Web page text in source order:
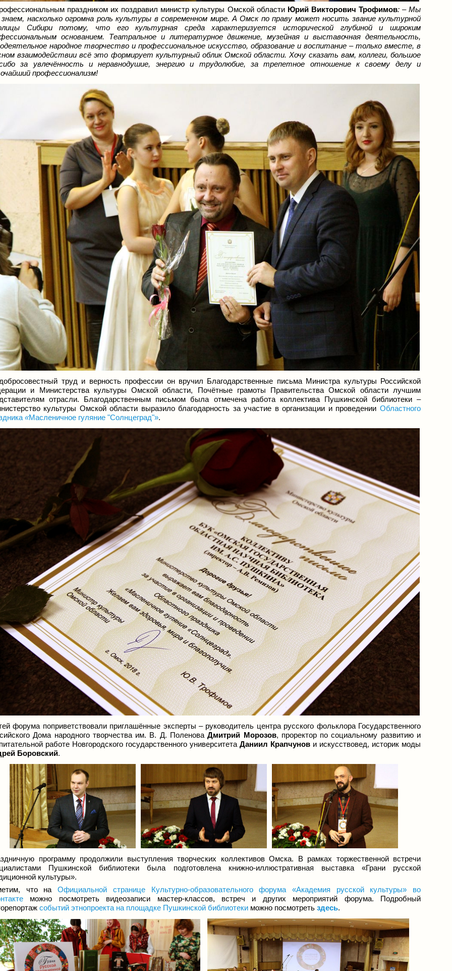
праздником их поздравил министр культуры Омской области Юрий Викторович Трофимов: – Мы
знаем, насколько огромна роль культуры в современном мире. А Омск по праву может носить звание культурной
Сибири потому, что его культурная среда характеризуется исторической глубиной и широким
основанием. Театральное и литературное движение, музейная и выставочная деятельность,
народное творчество и профессиональное искусство, образование и воспитание – только вместе, в
взаимодействии всё это формирует культурный облик Омской области. Хочу сказать вам, коллеги, большое
за увлечённость и неравнодушие, энергию и трудолюбие, за трепетное отношение к своему делу и
профессионализм!
труд и верность профессии он вручил Благодарственные письма Министра культуры Российской
и Министерства культуры Омской области, Почётные грамоты Правительства Омской области лучшим
отрасли. Благодарственным письмом была отмечена работа коллектива Пушкинской библиотеки –
культуры Омской области выразило благодарность за участие в организации и проведении Областного
«Масленичное гуляние "Солнцеград"».
форума поприветствовали приглашённые эксперты – руководитель центра русского фольклора Государственного
Дома народного творчества им. В. Д. ПоленоваДмитрий Морозов, проректор по социальному развитию и
работе Новгородского государственного университета Даниил Крапчунов и искусствовед, историк моды
Боровский.
программу продолжили выступления творческих коллективов Омска. В рамках торжественной встречи
Пушкинской библиотеки была подготовлена книжно-иллюстративная выставка «Грани русской
культуры».
что наОфициальной странице Культурно-образовательного форума «Академия русской культуры» во
можно посмотреть видеозаписи мастер-классов, встреч и других мероприятий форума. Подробный
событий этнопроекта на площадке Пушкинской библиотеки можно посмотреть здесь.